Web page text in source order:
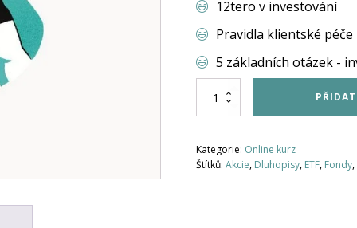
12tero v investování
Pravidla klientské
5 základních otázek -
Kurz
Investování
na
investiční
Kategorie: Online kurz
Štítků: Akcie, Dluhopisy, ETF, Fondy,